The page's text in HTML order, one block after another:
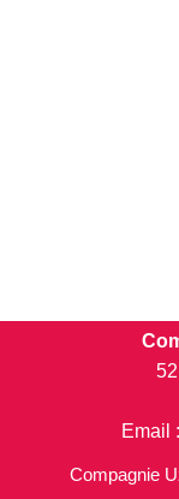
Email
Compagnie